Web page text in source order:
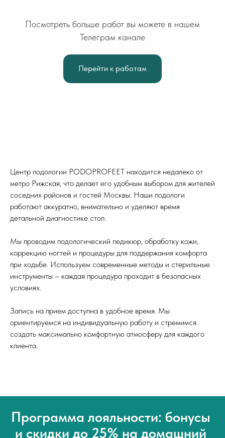
Посмотреть больше работ вы можете в нашем
Телеграм канале
Перейти к работам
Центр подологии PODOPROFEET находится недалеко от
метро Рижская, что делает его удобным выбором для жителей
соседних районов и гостей Москвы. Наши подологи
работают аккуратно, внимательно и уделяют время
детальной диагностике стоп.
Мы проводим подологический педикюр, обработку кожи,
коррекцию ногтей и процедуры для поддержания комфорта
при ходьбе. Используем современные методы и стерильные
инструменты – каждая процедура проходит в безопасных
условиях.
Запись на прием доступна в удобное время. Мы
ориентируемся на индивидуальную работу и стремимся
создать максимально комфортную атмосферу для каждого
клиента.
+7 (918) 011-75-11
ежедневно, 09:00–21:00
+7 (918) 143-48-91